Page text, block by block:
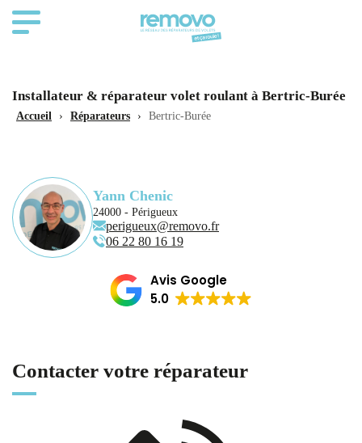
Installateur & réparateur volet roulant à Bertric-Burée
Accueil › Réparateurs › Bertric-Burée
Yann Chenic
24000 - Périgueux
perigueux@removo.fr
06 22 80 16 19
Avis Google
5.0
Contacter votre réparateur